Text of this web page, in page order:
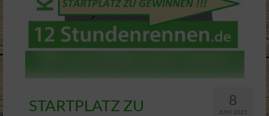
8
JUNI 2021
STARTPLATZ ZU